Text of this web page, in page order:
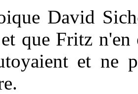
David
que Fritz
et ne